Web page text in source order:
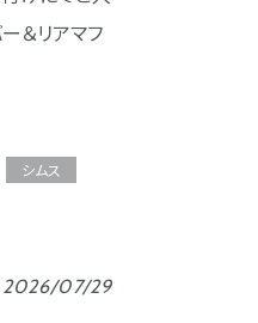
2026/07/29
＆リアマフ
シムス